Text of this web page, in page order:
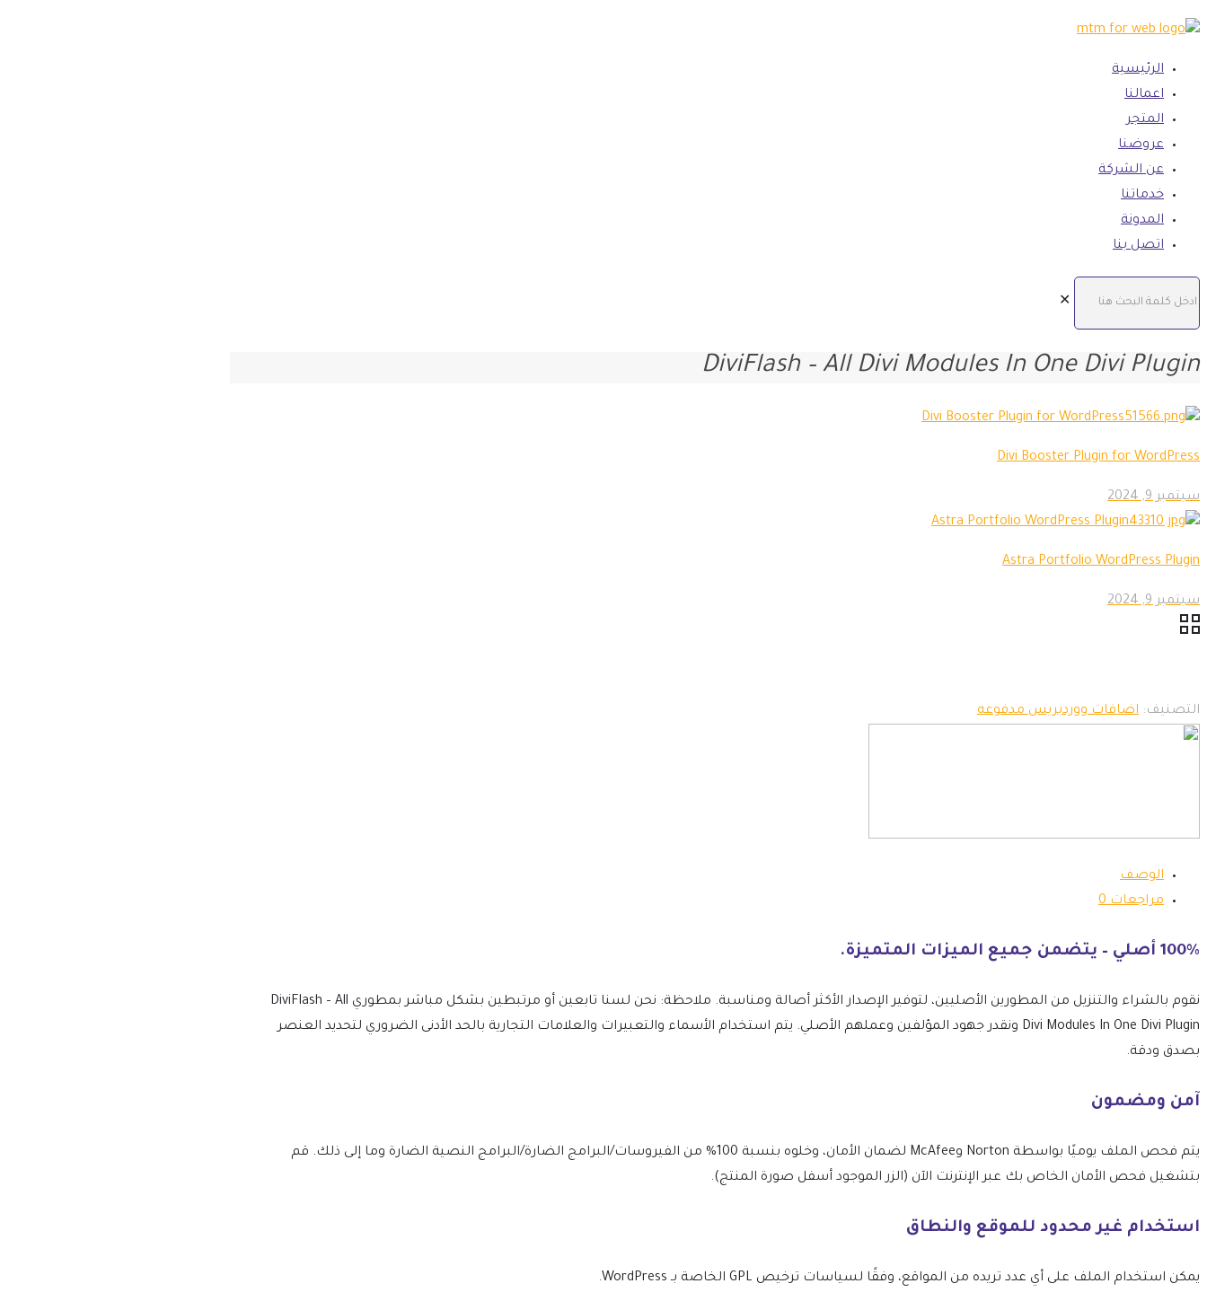
الرئيسية
اعمالنا
المتجر
عروضنا
عن الشركة
خدماتنا
المدونة
اتصل بنا
✕
DiviFlash – All Divi Modules In One Divi Plugin
Divi Booster Plugin for WordPress
سبتمبر 9, 2024
Astra Portfolio WordPress Plugin
سبتمبر 9, 2024
التصنيف: اضافات ووردبريس مدفوعه
الوصف
مراجعات0
100% أصلي – يتضمن جميع الميزات المتميزة.
نقوم بالشراء والتنزيل من المطورين الأصليين، لتوفير الإصدار الأكثر أصالة ومناسبة. ملاحظة: نحن لسنا تابعين أو مرتبطين بشكل مباشر بمطوري DiviFlash – All
Divi Modules In One Divi Plugin ونقدر جهود المؤلفين وعملهم الأصلي. يتم استخدام الأسماء والتعبيرات والعلامات التجارية بالحد الأدنى الضروري لتحديد العنصر
بصدق ودقة.
آمن ومضمون
يتم فحص الملف يوميًا بواسطة Norton وMcAfee لضمان الأمان، وخلوه بنسبة 100% من الفيروسات/البرامج الضارة/البرامج النصية الضارة وما إلى ذلك. قم
بتشغيل فحص الأمان الخاص بك عبر الإنترنت الآن (الزر الموجود أسفل صورة المنتج).
استخدام غير محدود للموقع والنطاق
يمكن استخدام الملف على أي عدد تريده من المواقع، وفقًا لسياسات ترخيص GPL الخاصة بـ WordPress.